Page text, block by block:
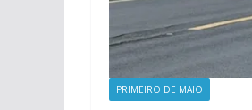
PRIMEIRO DE MAIO